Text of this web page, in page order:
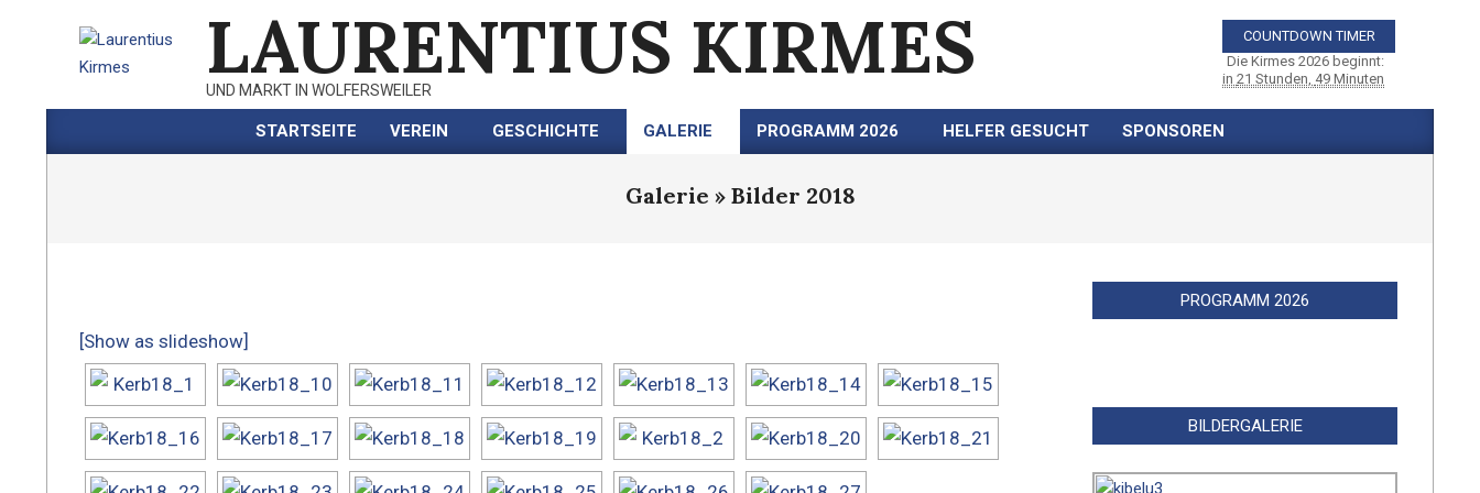
LAURENTIUS KIRMES
UND MARKT IN WOLFERSWEILER
COUNTDOWN TIMER
Die Kirmes 2026 beginnt:
in 21 Stunden, 49 Minuten
Primary
Menu
STARTSEITE VEREIN GESCHICHTE GALERIE PROGRAMM 2026 HELFER GESUCHT SPONSOREN
Galerie » Bilder 2018
[Show as slideshow]
PROGRAMM 2026
BILDERGALERIE